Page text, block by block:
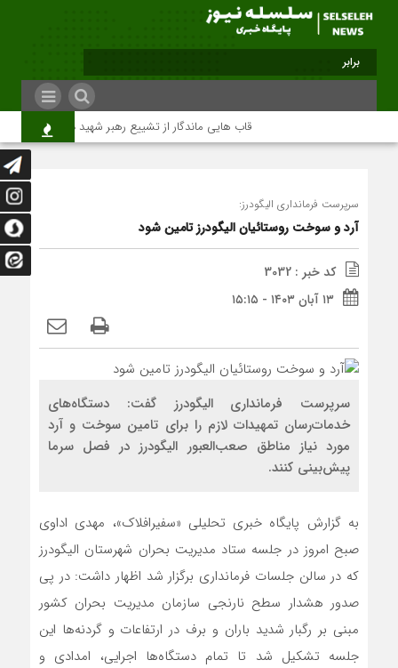
برابر با : Friday - 7 August - 2026
قاب هایی ماندگار از تشییع رهبر شهید در تهران
سرپرست فرمانداری الیگودرز:
آرد و سوخت روستائیان الیگودرز تامین شود
کد خبر : 3032
۱۳ آبان ۱۴۰۳ - ۱۵:۱۵
سرپرست فرمانداری الیگودرز گفت: دستگاه‌های
خدمات‌رسان تمهیدات لازم را برای تامین سوخت و آرد
مورد نیاز مناطق صعب‌العبور الیگودرز در فصل سرما
پیش‌بینی کنند.
به گزارش پایگاه خبری تحلیلی «سفیرافلاک»، مهدی اداوی
صبح امروز در جلسه ستاد مدیریت بحران شهرستان الیگودرز
که در سالن جلسات فرمانداری برگزار شد اظهار داشت: در پی
صدور هشدار سطح نارنجی سازمان مدیریت بحران کشور
مبنی بر رگبار شدید باران و برف در ارتفاعات و گردنه‌ها این
جلسه تشکیل شد تا تمام دستگاه‌ها اجرایی، امدادی و